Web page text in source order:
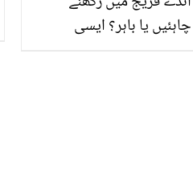
چاہئیں یا باہر؟ ایسی